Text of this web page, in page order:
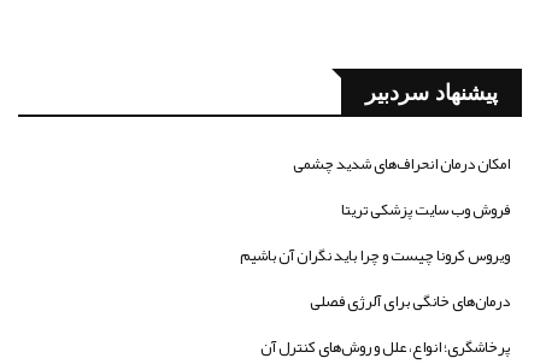
پیشنهاد سردبیر
امکان درمان انحراف‌های شدید چشمی
فروش وب سایت پزشکی تریتا
ویروس کرونا چیست و چرا باید نگران آن باشیم
درمان‌های خانگی برای آلرژی فصلی
پرخاشگری؛ انواع، علل و روش‌های کنترل آن